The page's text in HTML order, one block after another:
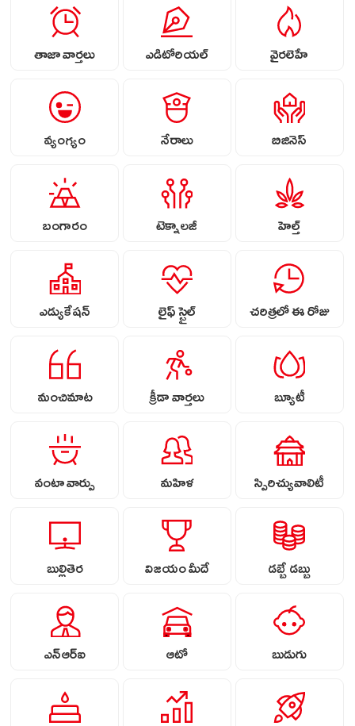
తాజా వార్తలు ఎడిటోరియల్ వైరలెహే
వ్యంగ్యం నేరాలు బిజినెస్
బంగారం టెక్నాలజీ హెల్త్
ఎడ్యుకేషన్ లైఫ్ స్టైల్ చరిత్రలో ఈ రోజు
మంచిమాట క్రీడా వార్తలు బ్యూటీ
వంటా వార్పు మహిళ స్పిరిచ్యువాలిటీ
బుల్లితెర విజయం మీదే డబ్బే డబ్బు
ఎన్ఆర్ఐ ఆటో బుడుగు